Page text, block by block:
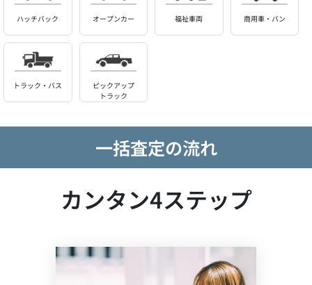
ハッチバック オープンカー 福祉車両 商用車・バン
トラック・バス
ピックアップ
トラック
一括査定の流れ
カンタン4ステップ